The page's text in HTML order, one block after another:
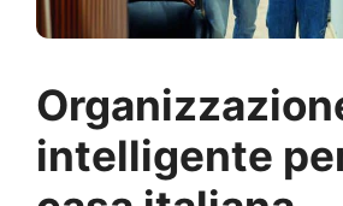
intelligente